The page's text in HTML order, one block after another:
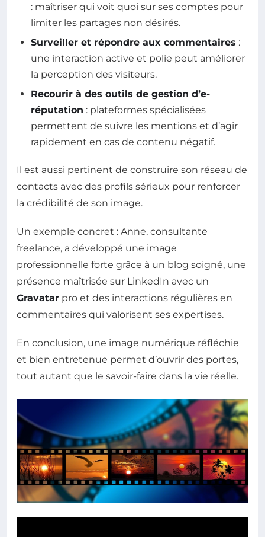
: maîtriser qui voit quoi sur ses comptes pour
limiter les partages non désirés.
Surveiller et répondre aux commentaires :
une interaction active et polie peut améliorer
la perception des visiteurs.
Recourir à des outils de gestion d’e-
réputation : plateformes spécialisées
permettent de suivre les mentions et d’agir
rapidement en cas de contenu négatif.
Il est aussi pertinent de construire son réseau de
contacts avec des profils sérieux pour renforcer
la crédibilité de son image.
Un exemple concret : Anne, consultante
freelance, a développé une image
professionnelle forte grâce à un blog soigné, une
présence maîtrisée sur LinkedIn avec un
Gravatar pro et des interactions régulières en
commentaires qui valorisent ses expertises.
En conclusion, une image numérique réfléchie
et bien entretenue permet d’ouvrir des portes,
tout autant que le savoir-faire dans la vie réelle.